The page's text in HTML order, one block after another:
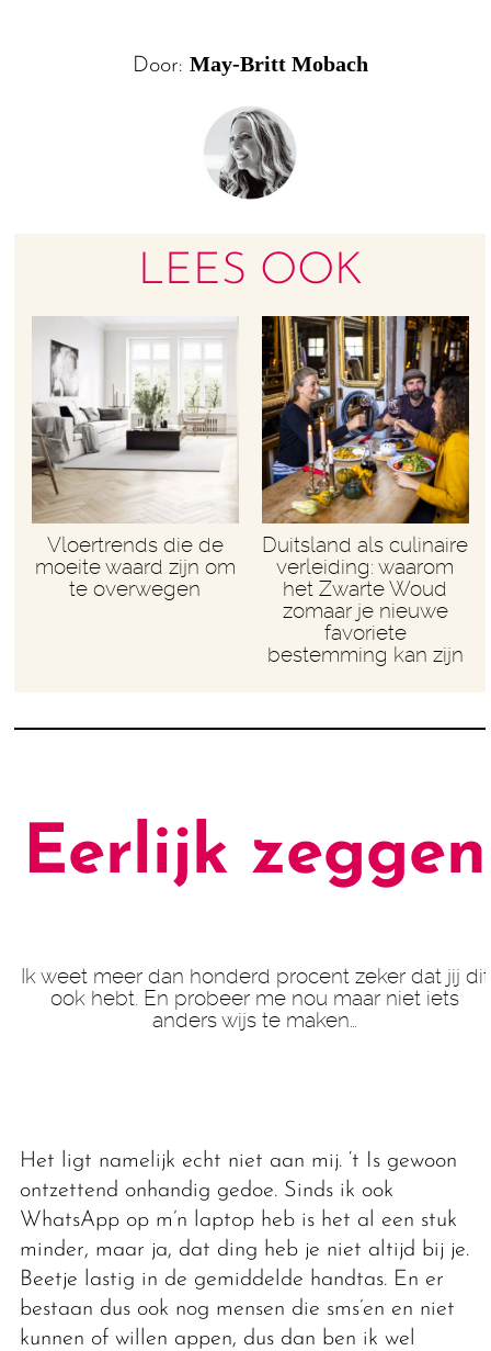
Door: May-Britt Mobach
LEES OOK
Vloertrends die de
moeite waard zijn om
te overwegen
Duitsland als culinaire
verleiding: waarom
het Zwarte Woud
zomaar je nieuwe
favoriete
bestemming kan zijn
Eerlijk zeggen
Ik weet meer dan honderd procent zeker dat jij dit
ook hebt. En probeer me nou maar niet iets
anders wijs te maken…
Het ligt namelijk echt niet aan mij. ‘t Is gewoon
ontzettend onhandig gedoe. Sinds ik ook
WhatsApp op m’n laptop heb is het al een stuk
minder, maar ja, dat ding heb je niet altijd bij je.
Beetje lastig in de gemiddelde handtas. En er
bestaan dus ook nog mensen die sms’en en niet
kunnen of willen appen, dus dan ben ik wel